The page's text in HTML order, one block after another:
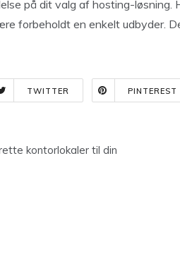
på dit valg af hosting-løsning.
forbeholdt en enkelt udbyder.
TWITTER PINTEREST
kontorlokaler til din